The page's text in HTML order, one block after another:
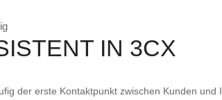
IN 3CX
der erste Kontaktpunkt zwischen Kunden und